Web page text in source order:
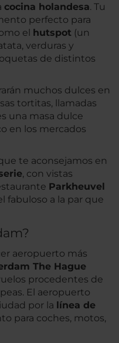
cocina holandesa. Tu
perfecto para
el hutspot (un
verduras y
de distintos
muchos dulces en
tortitas, llamadas
una masa dulce
en los mercados
te aconsejamos en
, con vistas
Parkheuvel
fabuloso a la par que
aeropuerto más
The Hague
procedentes de
El aeropuerto
por la línea de
para coches, motos,